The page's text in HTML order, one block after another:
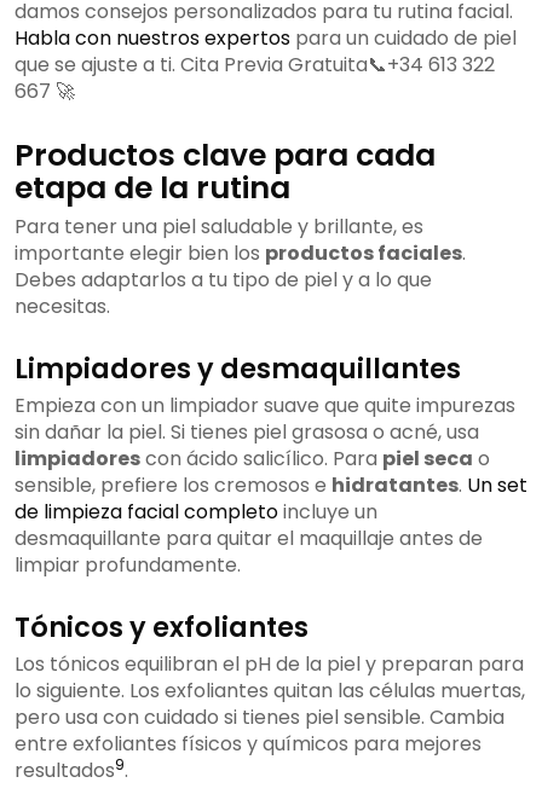
damos consejos personalizados para tu rutina facial.
Habla con nuestros expertos para un cuidado de piel
que se ajuste a ti. Cita Previa Gratuita📞+34 613 322
667 🚀
Productos clave para cada
etapa de la rutina
Para tener una piel saludable y brillante, es
importante elegir bien los productos faciales.
Debes adaptarlos a tu tipo de piel y a lo que
necesitas.
Limpiadores y desmaquillantes
Empieza con un limpiador suave que quite impurezas
sin dañar la piel. Si tienes piel grasosa o acné, usa
limpiadorescon ácido salicílico. Para piel seca o
sensible, prefiere los cremosos e hidratantes. Un set
de limpieza facial completoincluye un
desmaquillante para quitar el maquillaje antes de
limpiar profundamente.
Tónicos y exfoliantes
Los tónicos equilibran el pH de la piel y preparan para
lo siguiente. Los exfoliantes quitan las células muertas,
pero usa con cuidado si tienes piel sensible. Cambia
entre exfoliantes físicos y químicos para mejores
resultados9.